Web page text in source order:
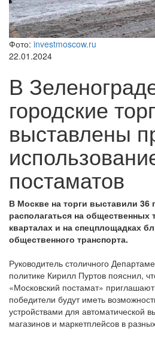
Фото: investmoscow.ru
22.01.2024
В
городские
выставлены
постаматов
В Москве на торги выставили 36
располагаться на
кварталах и на спецплощадках
общественного транспорта.
Руководитель столичного
политике Кирилл Пуртов пояснил,
«Московский постамат»
победители будут иметь
устройствами для автоматической
магазинов и маркетплейсов в